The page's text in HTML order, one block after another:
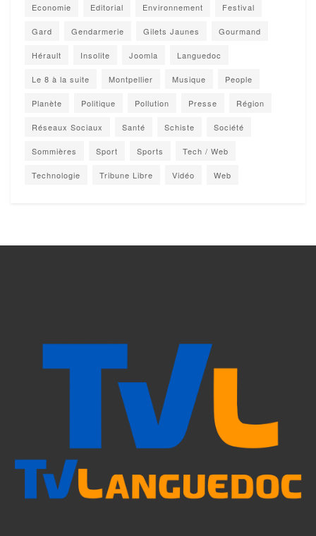
Economie Editorial Environnement Festival
Gard Gendarmerie Gilets Jaunes Gourmand
Hérault Insolite Joomla Languedoc
Le 8 à la suite Montpellier Musique People
Planète Politique Pollution Presse Région
Réseaux Sociaux Santé Schiste Société
Sommières Sport Sports Tech / Web
Technologie Tribune Libre Vidéo Web